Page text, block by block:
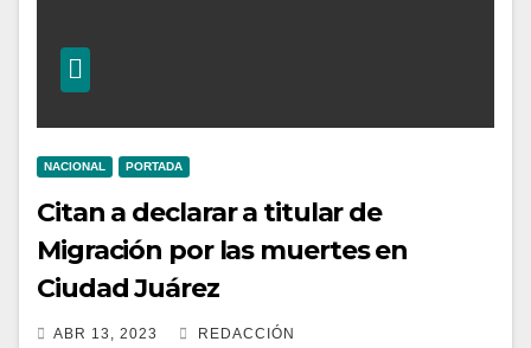
NACIONAL PORTADA
Citan a declarar a titular de
Migración por las muertes en
Ciudad Juárez
ABR 13, 2023 REDACCIÓN